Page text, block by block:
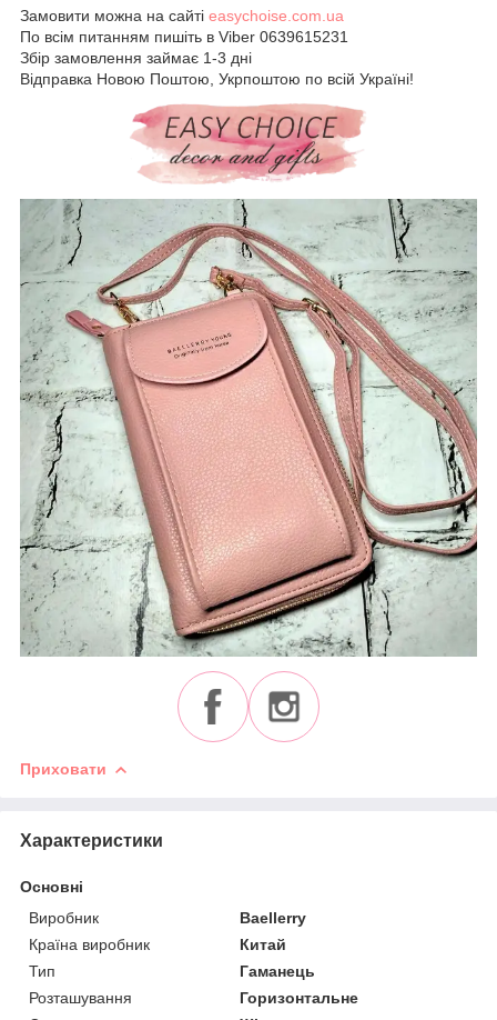
Замовити можна на сайті easychoise.com.ua
По всім питанням пишіть в Viber 0639615231
Збір замовлення займає 1-3 дні
Відправка Новою Поштою, Укрпоштою по всій Україні!
Приховати
Характеристики
Основні
Виробник
Baellerry
Країна виробник
Китай
Тип
Гаманець
Розташування
Горизонтальне